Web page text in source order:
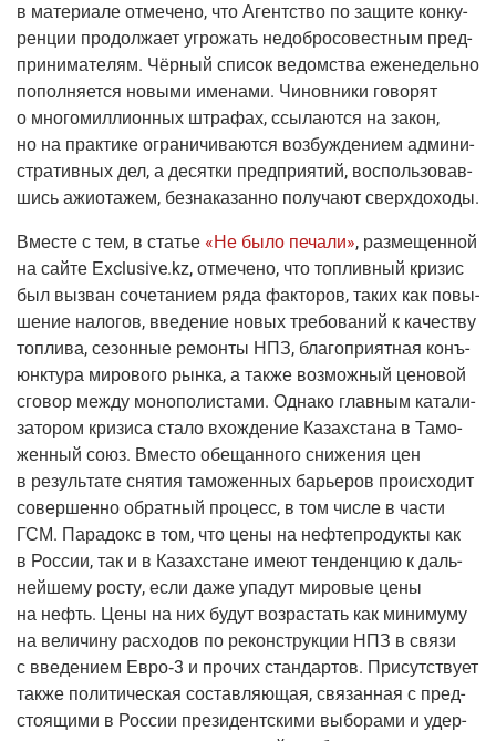
в мате­ри­а­ле отме­че­но, что Агент­ство по защи­те кон­ку­
рен­ции про­дол­жа­ет угро­жать недоб­ро­со­вест­ным пред­
при­ни­ма­те­лям. Чёр­ный спи­сок ведом­ства еже­не­дель­но
попол­ня­ет­ся новы­ми име­на­ми. Чинов­ни­ки гово­рят
о мно­го­мил­ли­он­ных штра­фах, ссы­ла­ют­ся на закон,
но на прак­ти­ке огра­ни­чи­ва­ют­ся воз­буж­де­ни­ем адми­ни­
стра­тив­ных дел, а десят­ки пред­при­я­тий, вос­поль­зо­вав­
шись ажи­о­та­жем, без­на­ка­зан­но полу­ча­ют сверхдоходы.
Вме­сте с тем, в ста­тье «Не было печа­ли», раз­ме­щен­ной
на сай­те Еxclusive.kz, отме­че­но, что топ­лив­ный кри­зис
был вызван соче­та­ни­ем ряда фак­то­ров, таких как повы­
ше­ние нало­гов, вве­де­ние новых тре­бо­ва­ний к каче­ству
топ­ли­ва, сезон­ные ремон­ты НПЗ, бла­го­при­ят­ная конъ­
юнк­ту­ра миро­во­го рын­ка, а так­же воз­мож­ный цено­вой
сго­вор меж­ду моно­по­ли­ста­ми. Одна­ко глав­ным ката­ли­
за­то­ром кри­зи­са ста­ло вхож­де­ние Казах­ста­на в Тамо­
жен­ный союз. Вме­сто обе­щан­но­го сни­же­ния цен
в резуль­та­те сня­тия тамо­жен­ных барье­ров про­ис­хо­дит
совер­шен­но обрат­ный про­цесс, в том чис­ле в части
ГСМ. Пара­докс в том, что цены на неф­те­про­дук­ты как
в Рос­сии, так и в Казах­стане име­ют тен­ден­цию к даль­
ней­ше­му росту, если даже упа­дут миро­вые цены
на нефть. Цены на них будут воз­рас­тать как мини­му­му
на вели­чи­ну рас­хо­дов по рекон­струк­ции НПЗ в свя­зи
с вве­де­ни­ем Евро‑3 и про­чих стан­дар­тов. При­сут­ству­ет
так­же поли­ти­че­ская состав­ля­ю­щая, свя­зан­ная с пред­
сто­я­щи­ми в Рос­сии пре­зи­дент­ски­ми выбо­ра­ми и удер­